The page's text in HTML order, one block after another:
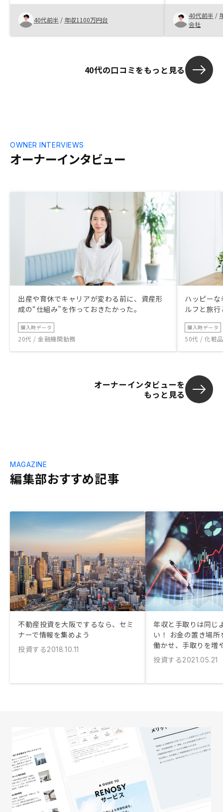
40代前半 / 年収1100万円台
ときめ細やか
陳代謝40代前半 /
会社
40代の口コミをもっと見る
オーナーインタビュー
OWNER INTERVIEWS
出産や育休でキャリアが変わる前に、資産形
成の“仕組み”を作っておきたかった。
購入時データ
20代 / 金融機関勤務
ハッピー
ルフと旅
購入時データ
50代 / 化粧
オーナーインタビューを
もっと見る
編集部おすすめ記事
MAGAZINE
不動産投資を大阪でするなら、セミ
ナーで情報を集めよう
投資する2018.10.11
年収と手取りは同じ
い！ お金の置き場
働かせ、手取りを増
投資する2021.05.21